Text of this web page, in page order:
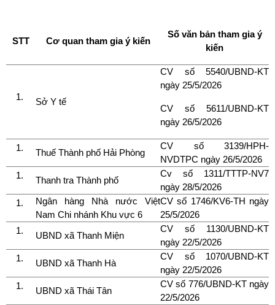
STT Cơ quan tham gia ý kiến
Số văn bản tham gia ý
kiến
Sở Y tế
CV số 5540/UBND-KT
ngày 25/5/2026
CV số 5611/UBND-KT
ngày 26/5/2026
Thuế Thành phố Hải Phòng
CV số 3139/HPH-
NVDTPC ngày 26/5/2026
Thanh tra Thành phố
Cv số 1311/TTTP-NV7
ngày 28/5/2026
Ngân hàng Nhà nước Việt
Nam Chi nhánh Khu vực 6
CV số 1746/KV6-TH ngày
25/5/2026
UBND xã Thanh Miện
CV số 1130/UBND-KT
ngày 22/5/2026
UBND xã Thanh Hà
CV số 1070/UBND-KT
ngày 22/5/2026
UBND xã Thái Tân
CV số 776/UBND-KT ngày
22/5/2026